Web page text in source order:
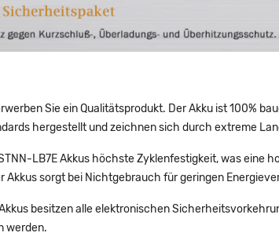
Sie ein Qualitätsprodukt. Der Akku ist 100%
hergestellt und zeichnen sich durch extreme
LB7E Akkus höchste Zyklenfestigkeit, was eine
Akkus sorgt bei Nichtgebrauch für geringen
besitzen alle elektronischen
werden.